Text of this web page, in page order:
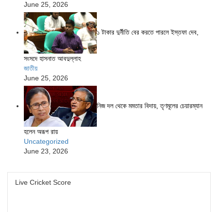
June 25, 2026
১ টাকার দুর্নীতি বের করতে পারলে ইস্তফা দেব,
সংসদে হাসনাত আবদুল্লাহ
জাতীয়
June 25, 2026
নিজ দল থেকে মমতার বিদায়, তৃণমূলের চেয়ারম্যান
হলেন অরূপ রায়
Uncategorized
June 23, 2026
Live Cricket Score